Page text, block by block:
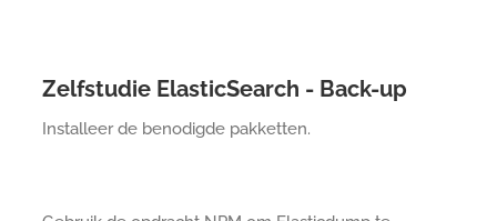
Zelfstudie ElasticSearch - Back-up
Installeer de benodigde pakketten.